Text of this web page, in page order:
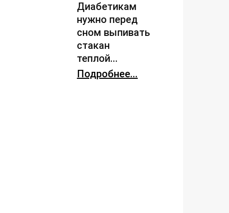
Диабетикам
нужно перед
сном выпивать
стакан
теплой...
Подробнее...